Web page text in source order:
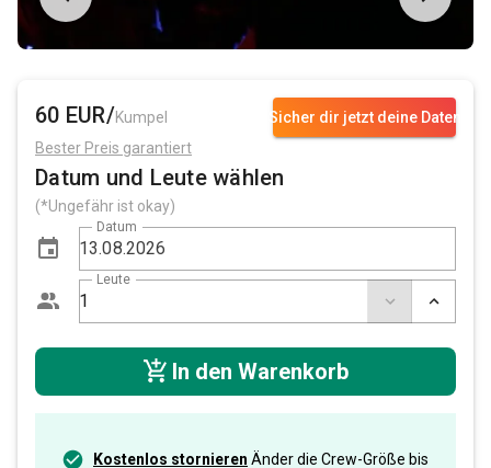
Sicher dir jetzt deine Daten
60 EUR/Kumpel
Bester Preis garantiert
Datum und Leute wählen
(*Ungefähr ist okay)
Datum
Leute
In den Warenkorb
Kostenlos stornieren Änder die Crew-Größe bis